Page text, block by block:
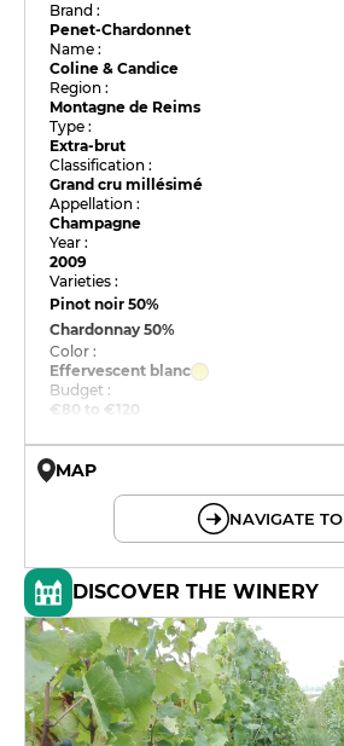
Brand :
Penet-Chardonnet
Name :
Coline & Candice
Region :
Montagne de Reims
Type :
Extra-brut
Classification :
Grand cru millésimé
Appellation :
Champagne
Year :
2009
Varieties :
Pinot noir50%
Chardonnay50%
Color :
Effervescent blanc
Budget :
€80 to €120
MAP
NAVIGATE TO
DISCOVER THE WINERY